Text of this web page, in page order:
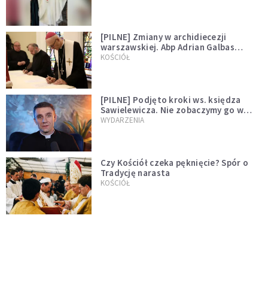
[PILNE] Zmiany w archidiecezji
warszawskiej. Abp Adrian Galbas
wręczył dekrety nowym proboszczom
KOŚCIÓŁ
[PILNE] Podjęto kroki ws. księdza
Sawielewicza. Nie zobaczymy go w
mediach
WYDARZENIA
Czy Kościół czeka pęknięcie? Spór o
Tradycję narasta
KOŚCIÓŁ